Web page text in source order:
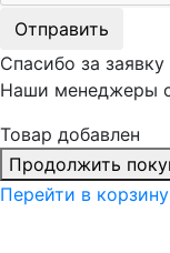
Отправить
Спасибо за заявку
Наши менеджеры
Товар добавлен
Продолжить
Перейти в корзину